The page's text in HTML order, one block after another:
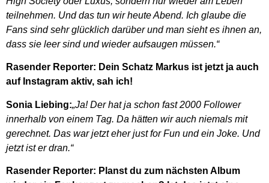
teilnehmen. Und das tun wir heute Abend. Ich glaube die
Fans sind sehr glücklich darüber und man sieht es ihnen an,
dass sie leer sind und wieder aufsaugen müssen.“
Rasender Reporter: Dein Schatz Markus ist jetzt ja auch
auf Instagram aktiv, sah ich!
Sonia Liebing:„Ja! Der hat ja schon fast 2000 Follower
innerhalb von einem Tag. Da hätten wir auch niemals mit
gerechnet. Das war jetzt eher just for Fun und ein Joke. Und
jetzt ist er dran.“
Rasender Reporter: Planst du zum nächsten Album